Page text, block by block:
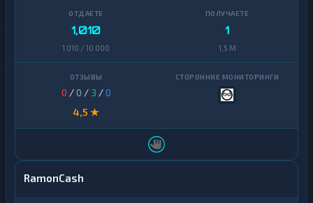
1,010
1 010 / 10 000
1
1,5 M
0 / 0 / 3 /0
4,5 ★
RamonCash